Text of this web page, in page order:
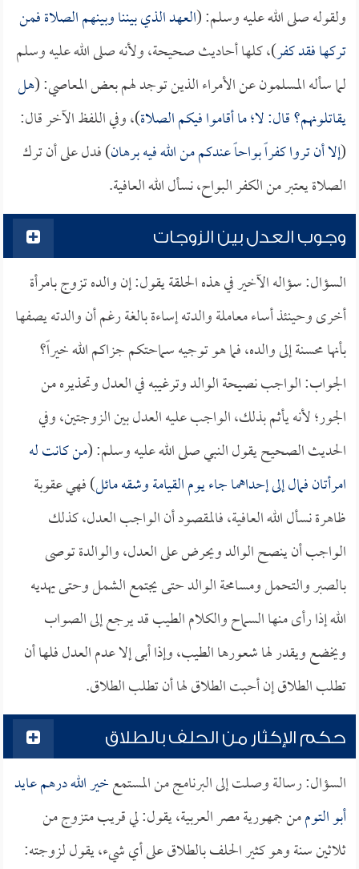
ولقوله صلى الله عليه وسلم: (العهد الذي بيننا وبينهم الصلاة فمن
تركها فقد كفر)، كلها أحاديث صحيحة، ولأنه صلى الله عليه وسلم
لما سأله المسلمون عن الأمراء الذين توجد لهم بعض المعاصي: (هل
يقاتلونهم؟ قال: لا؛ ما أقاموا فيكم الصلاة)، وفي اللفظ الآخر قال:
(إلا أن تروا كفراً بواحاً عندكم من الله فيه برهان) فدل على أن ترك
الصلاة يعتبر من الكفر البواح، نسأل الله العافية.
وجوب العدل بين الزوجات
السؤال: سؤاله الآخير في هذه الحلقة يقول: إن والده تزوج بامرأة
أخرى وحينئذ أساء معاملة والدته إساءة بالغة رغم أن والدته يصفها
بأنها محسنة إلى والده، فما هو توجيه سماحتكم جزاكم الله خيراً؟
الجواب: الواجب نصيحة الوالد وترغيبه في العدل وتحذيره من
الجور؛ لأنه يأثم بذلك، الواجب عليه العدل بين الزوجتين، وفي
الحديث الصحيح يقول النبي صلى الله عليه وسلم: (من كانت له
امرأتان فمال إلى إحداهما جاء يوم القيامة وشقه مائل) فهي عقوبة
ظاهرة نسأل الله العافية، فالمقصود أن الواجب العدل، كذلك
الواجب أن ينصح الوالد ويحرض على العدل، والوالدة توصى
بالصبر والتحمل ومسامحة الوالد حتى يجتمع الشمل وحتى يهديه
الله إذا رأى منها السماح والكلام الطيب قد يرجع إلى الصواب
ويخضع ويقدر لها شعورها الطيب، وإذا أبى إلا عدم العدل فلها أن
تطلب الطلاق إن أحبت الطلاق لها أن تطلب الطلاق.
حكم الإكثار من الحلف بالطلاق
السؤال: رسالة وصلت إلى البرنامج من المستمعخير الله درهم عايد
أبو التوممن جمهورية مصر العربية، يقول: لي قريب متزوج من
ثلاثين سنة وهو كثير الحلف بالطلاق على أي شيء، يقول لزوجته: